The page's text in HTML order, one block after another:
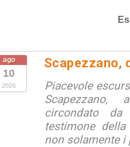
ago
10
2026
Scapezzano,
Piacevole
Scapezzano,
circondato
testimone
non solamente i